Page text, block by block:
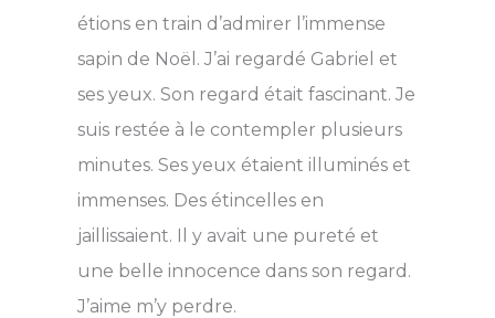
étions en train d’admirer l’immense
sapin de Noël. J’ai regardé Gabriel et
ses yeux. Son regard était fascinant. Je
suis restée à le contempler plusieurs
minutes. Ses yeux étaient illuminés et
immenses. Des étincelles en
jaillissaient. Il y avait une pureté et
une belle innocence dans son regard.
J’aime m’y perdre.